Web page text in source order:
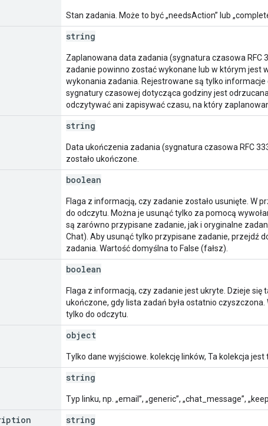
Stan zadania. Może to być „needsAction” lub
string
Zaplanowana data zadania (sygnatura czasowa RFC
zadanie powinno zostać wykonane lub w którym jest
wykonania zadania. Rejestrowane są tylko
sygnatury czasowej dotycząca godziny jest
odczytywać ani zapisywać czasu, na który
string
Data ukończenia zadania (sygnatura czasowa RFC
zostało ukończone.
boolean
Flaga z informacją, czy zadanie zostało usunięte. W
do odczytu. Można je usunąć tylko za pomocą
są zarówno przypisane zadanie, jak i oryginalne
Chat). Aby usunąć tylko przypisane zadanie, przejdź
zadania. Wartość domyślna to False (fałsz).
boolean
Flaga z informacją, czy zadanie jest ukryte. Dzieje się
ukończone, gdy lista zadań była ostatnio
tylko do odczytu.
object
Tylko dane wyjściowe. kolekcję linków, Ta kolekcja jest
string
Typ linku, np. „email”, „generic”, „chat_message”,
string